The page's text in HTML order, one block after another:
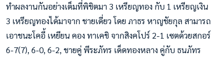
ทำผลงานกันอย่างเต็มที่พิชิตมา 3 เหรียญทอง กับ 1 เหรียญเงิน
3 เหรียญทองได้มาจาก ชายเดี่ยว โดย ภาธร หาญชัยกุล สามารถ
เอาชนะโคอี้ เหยียน คอง ทาเคชิ จากสิงคโปร์ 2-1 เซตด้วยสกอร์
6-7(7), 6-0, 6-2, ชายคู่ พีระภัทร เด็ดทองหลาง คู่กับ ธนภัทร